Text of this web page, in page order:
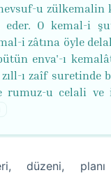
u zülkemalin
eder. O kemal-i
i zâtına öyle
enva'-ı
ı zaîf suretinde
rumuz-u celali ve
düzeni, planı